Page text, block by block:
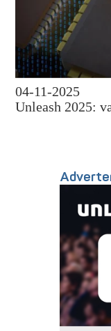
04-11-2025
Unleash 2025: